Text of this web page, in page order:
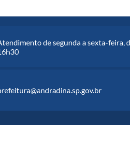
de segunda a sexta-feira,